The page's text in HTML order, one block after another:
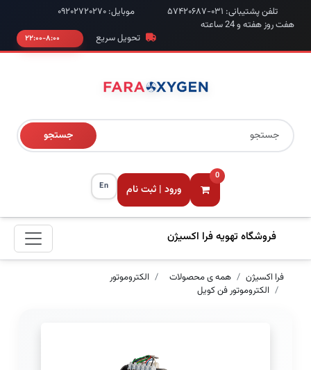
تلفن پشتیبانی: ۰۳۱-۵۷۴۲۰۶۸۷
موبایل: ۰۹۲۰۲۷۲۰۲۷۰
هفت روز هفته و 24 ساعته
تحویل سریع
جستجو
0
ورود | ثبت نام En
فروشگاه تهویه فرا اکسیژن
فرا اکسیژن همه ی محصولات
الکتروموتور
الکتروموتور فن کویل